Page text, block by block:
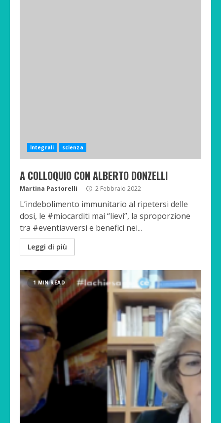
Integrali scienza
A COLLOQUIO CON ALBERTO DONZELLI
Martina Pastorelli 2 Febbraio 2022
L’indebolimento immunitario al ripetersi delle
dosi, le #miocarditi mai “lievi”, la sproporzione
tra #eventiavversi e benefici nei...
Leggi di più
1 MIN READ